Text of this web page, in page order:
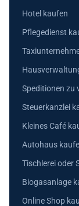
Hotel kaufen
Pflegedienst
Speditionen zu
Steuerkanzlei
Kleines Café
Autohaus
Tischlerei oder
Biogasanlage
Online Shop